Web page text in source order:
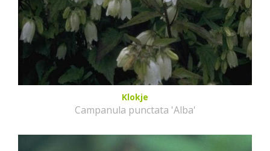
Klokje
Campanula punctata 'Alba'